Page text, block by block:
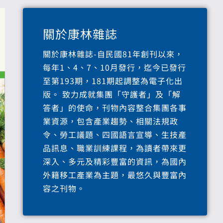
關於康林雜誌
關於康林雜誌-自民國81年創刊以來，
每年1、4、7、10月發行，迄今已發行
至第193期，181期起調整為電子化出
版。 致力成就集團「守護者」及「解
答者」的使命，刊物內容整合集團各事
業資源，包含產業趨勢、相關法規政
令、勞工議題、四國語言宣導、生技產
品訊息、職業訓練課程，為讀者帶來更
深入、多元及精彩豐富的資訊，為國內
外籍移工產業為主題，最悠久與豐富內
容之刊物。